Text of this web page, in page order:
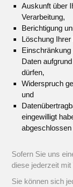
Auskunft über
Verarbeitung,
Berichtigung
Löschung
Daten
dürfen,
Widerspruch
und
eingewilligt
abgeschlossen
Sofern Sie uns
diese jederzeit
Sie können sich